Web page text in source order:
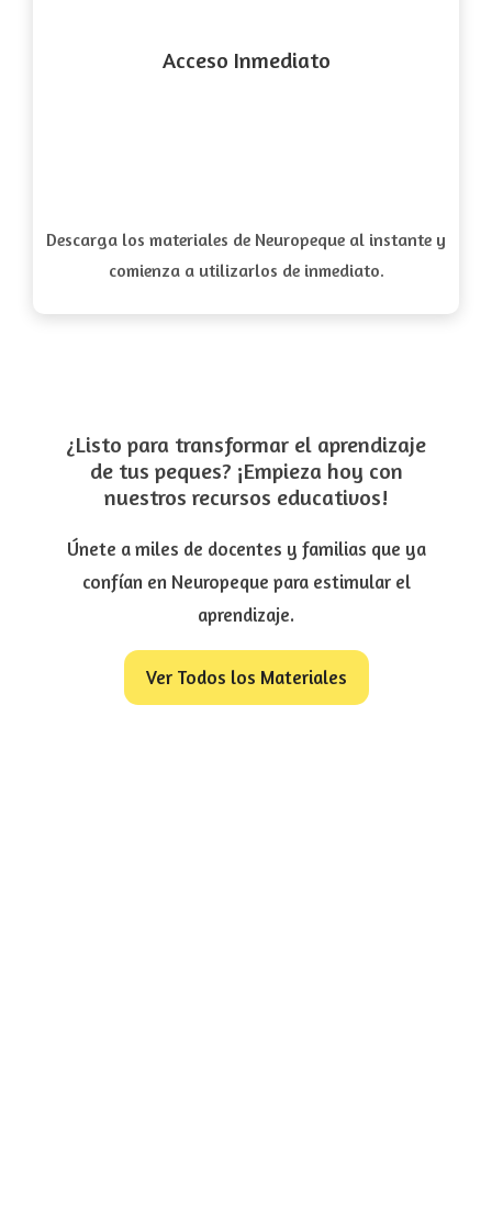
Acceso Inmediato
Descarga los materiales de Neuropeque al instante y
comienza a utilizarlos de inmediato.
¿Listo para transformar el aprendizaje
de tus peques? ¡Empieza hoy con
nuestros recursos educativos!
Únete a miles de docentes y familias que ya
confían en Neuropeque para estimular el
aprendizaje.
Ver Todos los Materiales